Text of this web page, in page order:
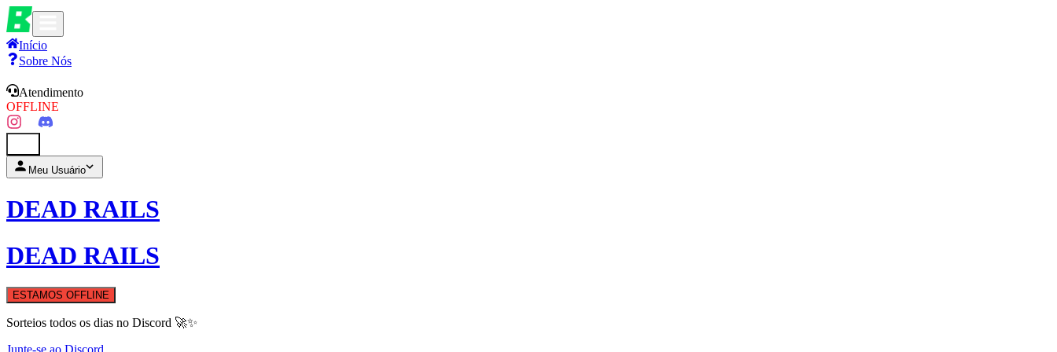
Início
Sobre Nós
Atendimento
OFFLINE
Meu Usuário
DEAD RAILS
DEAD RAILS
ESTAMOS OFFLINE
Sorteios todos os dias no Discord 🚀✨